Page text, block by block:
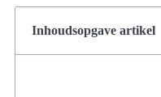
Inhoudsopgave artikel